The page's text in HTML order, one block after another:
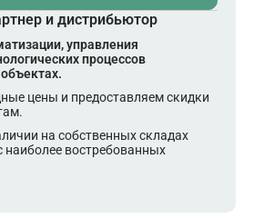
и дистрибьютор
управления
процессов
цены и предоставляем скидки
на собственных складах
востребованных